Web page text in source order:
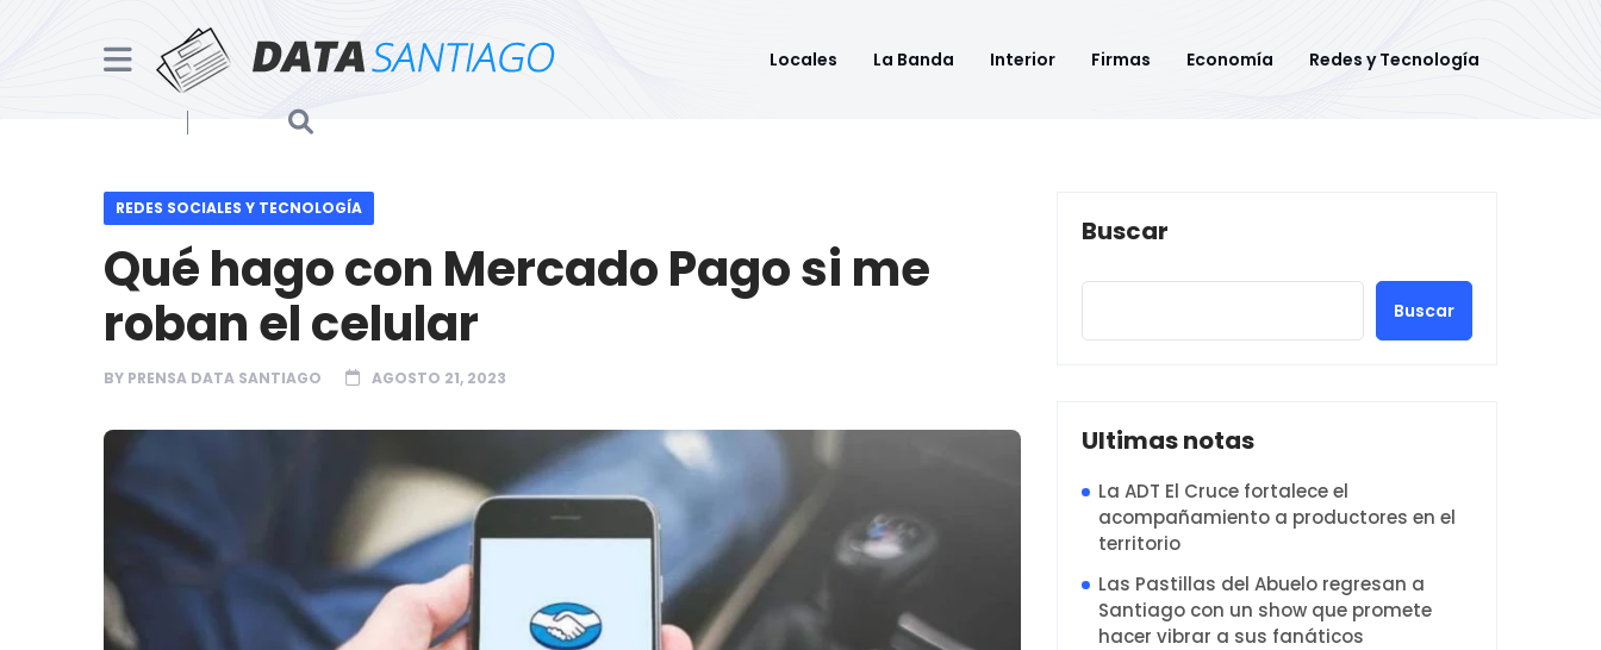
Locales La Banda Interior Firmas Economía Redes y Tecnología
REDES SOCIALES Y TECNOLOGÍA
Qué hago con Mercado Pago si me
roban el celular
BY PRENSA DATA SANTIAGO AGOSTO 21, 2023
Buscar
Buscar
Ultimas notas
La ADT El Cruce fortalece el
acompañamiento a productores en el
territorio
Las Pastillas del Abuelo regresan a
Santiago con un show que promete
hacer vibrar a sus fanáticos